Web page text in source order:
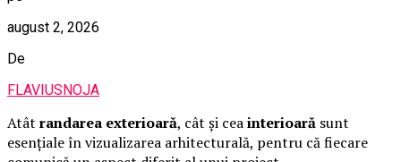
august 2, 2026
De
FLAVIUSNOJA
Atât randarea exterioară, cât și ceainterioară sunt
esențiale în vizualizarea arhitecturală, pentru că fiecare